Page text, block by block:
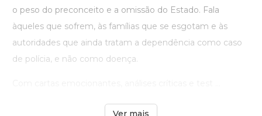
o peso do preconceito e a omissão do Estado. Fala
àqueles que sofrem, às famílias que se esgotam e às
autoridades que ainda tratam a dependência como caso
de polícia, e não como doença.
Ver mais